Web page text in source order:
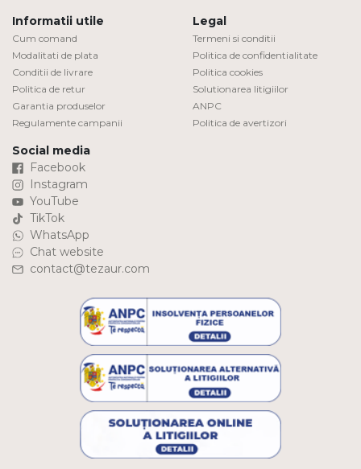
Informatii utile
Cum comand
Modalitati de plata
Conditii de livrare
Politica de retur
Garantia produselor
Regulamente campanii
Legal
Termeni si conditii
Politica de confidentialitate
Politica cookies
Solutionarea litigiilor
ANPC
Politica de avertizori
Social media
Facebook
Instagram
YouTube
TikTok
WhatsApp
Chat website
contact@tezaur.com